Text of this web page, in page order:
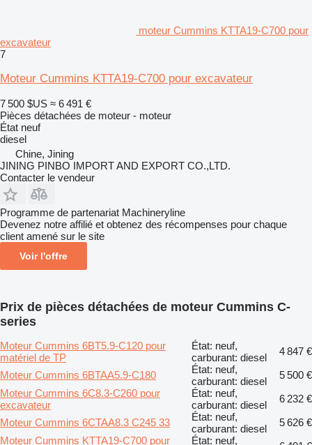
moteur Cummins KTTA19-C700 pour
excavateur
7
Moteur Cummins KTTA19-C700 pour excavateur
7 500 $US ≈ 6 491 €
Pièces détachées de moteur - moteur
État neuf
diesel
Chine, Jining
JINING PINBO IMPORT AND EXPORT CO.,LTD.
Contacter le vendeur
Programme de partenariat Machineryline
Devenez notre affilié et obtenez des récompenses pour chaque
client amené sur le site
Voir l'offre
Prix de pièces détachées de moteur Cummins C-
series
Moteur Cummins 6BT5.9-C120 pour
matériel de TP
État: neuf,
carburant: diesel
4 847 €
Moteur Cummins 6BTAA5.9-C180
État: neuf,
carburant: diesel
5 500 €
Moteur Cummins 6C8.3-C260 pour
excavateur
État: neuf,
carburant: diesel
6 232 €
Moteur Cummins 6CTAA8.3 C245 33
État: neuf,
carburant: diesel
5 626 €
Moteur Cummins KTTA19-C700 pour
État: neuf,